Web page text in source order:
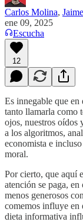
Carlos Molina,
ene 09, 2025
Escucha
12
Es innegable que en
tanto llamarla como
ojos, nuestros oídos
a los algoritmos,
economista e
moral.
Por cierto, que aquí
atención se paga,
menos generosos
comemos influye en
dieta informativa